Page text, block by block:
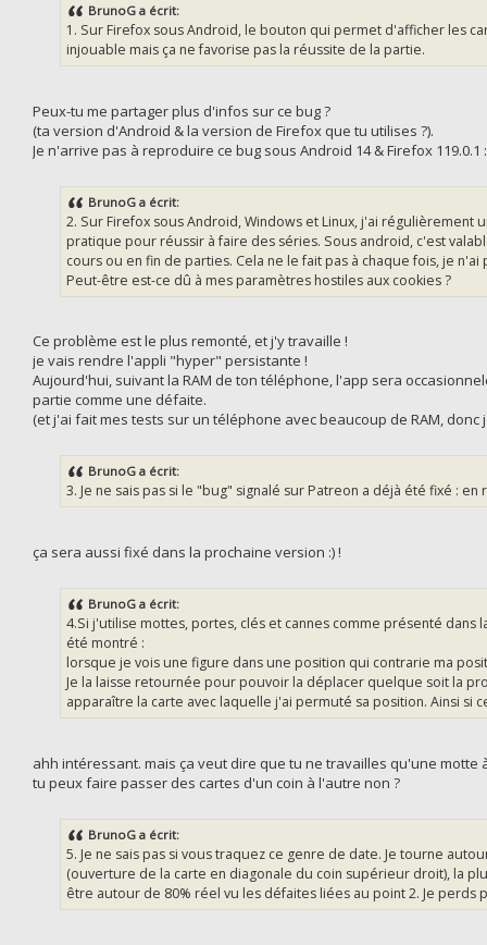
BrunoG a écrit:
1. Sur Firefox sous Android, le bouton qui permet d'afficher les
injouable mais ça ne favorise pas la réussite de la partie.
Peux-tu me partager plus d'infos sur ce bug ?
(ta version d'Android & la version de Firefox que tu utilises ?).
Je n'arrive pas à reproduire ce bug sous Android 14 & Firefox 119.0.1
BrunoG a écrit:
2. Sur Firefox sous Android, Windows et Linux, j'ai
pratique pour réussir à faire des séries. Sous android, c'est
cours ou en fin de parties. Cela ne le fait pas à chaque fois, je
Peut-être est-ce dû à mes paramètres hostiles aux cookies ?
Ce problème est le plus remonté, et j'y travaille !
je vais rendre l'appli "hyper" persistante !
Aujourd'hui, suivant la RAM de ton téléphone, l'app sera
partie comme une défaite.
(et j'ai fait mes tests sur un téléphone avec beaucoup de RAM, donc
BrunoG a écrit:
3. Je ne sais pas si le "bug" signalé sur Patreon a déjà été fixé :
ça sera aussi fixé dans la prochaine version :) !
BrunoG a écrit:
4.Si j'utilise mottes, portes, clés et cannes comme présenté
été montré :
lorsque je vois une figure dans une position qui contrarie ma
Je la laisse retournée pour pouvoir la déplacer quelque soit la
apparaître la carte avec laquelle j'ai permuté sa position. Ainsi si
ahh intéressant. mais ça veut dire que tu ne travailles qu'une
tu peux faire passer des cartes d'un coin à l'autre non ?
BrunoG a écrit:
5. Je ne sais pas si vous traquez ce genre de date. Je tourne
(ouverture de la carte en diagonale du coin supérieur droit), la
être autour de 80% réel vu les défaites liées au point 2. Je